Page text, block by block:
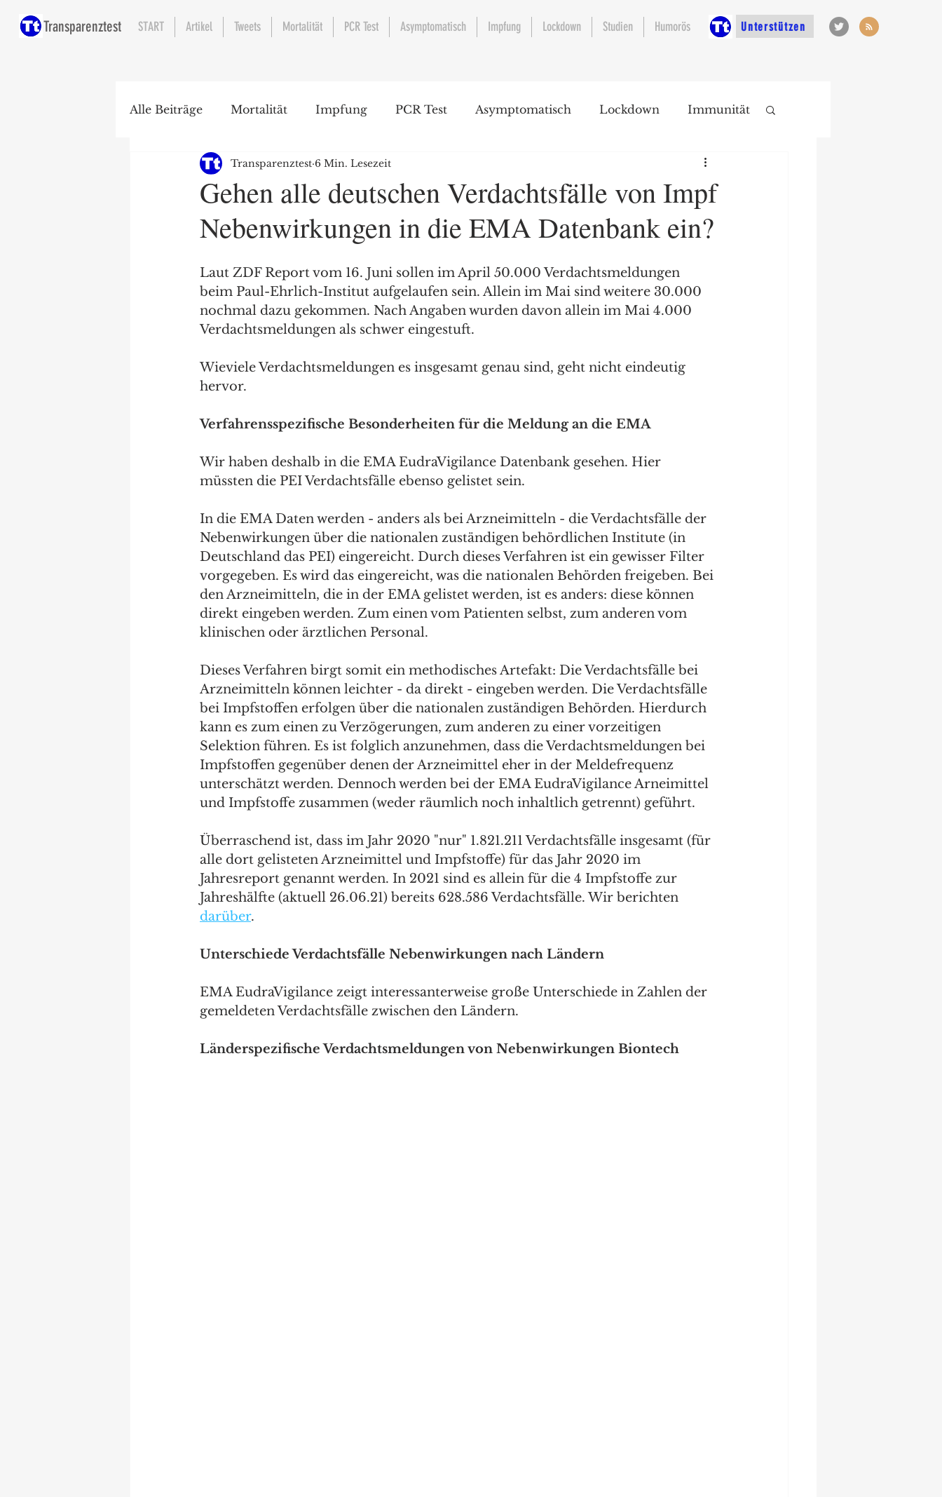
Transparenztest START Artikel Tweets Mortalität PCR Test Asymptomatisch Impfung Lockdown Studien Humorös Unterstützen
Alle Beiträge Mortalität Impfung PCR Test Asymptomatisch Lockdown Immunität
Krankenhaus
Gehen alle deutschen Verdachtsfälle von Impf
Nebenwirkungen in die EMA Datenbank ein?
Transparenztest 6 Min. Lesezeit
Laut ZDF Report vom 16. Juni sollen im April 50.000 Verdachtsmeldungen
beim Paul-Ehrlich-Institut aufgelaufen sein. Allein im Mai sind weitere 30.000
nochmal dazu gekommen. Nach Angaben wurden davon allein im Mai 4.000
Verdachtsmeldungen als schwer eingestuft.
Wieviele Verdachtsmeldungen es insgesamt genau sind, geht nicht eindeutig
hervor.
Verfahrensspezifische Besonderheiten für die Meldung an die EMA
Wir haben deshalb in die EMA EudraVigilance Datenbank gesehen. Hier
müssten die PEI Verdachtsfälle ebenso gelistet sein.
In die EMA Daten werden - anders als bei Arzneimitteln - die Verdachtsfälle der
Nebenwirkungen über die nationalen zuständigen behördlichen Institute (in
Deutschland das PEI) eingereicht. Durch dieses Verfahren ist ein gewisser Filter
vorgegeben. Es wird das eingereicht, was die nationalen Behörden freigeben. Bei
den Arzneimitteln, die in der EMA gelistet werden, ist es anders: diese können
direkt eingeben werden. Zum einen vom Patienten selbst, zum anderen vom
klinischen oder ärztlichen Personal.
Dieses Verfahren birgt somit ein methodisches Artefakt: Die Verdachtsfälle bei
Arzneimitteln können leichter - da direkt - eingeben werden. Die Verdachtsfälle
bei Impfstoffen erfolgen über die nationalen zuständigen Behörden. Hierdurch
kann es zum einen zu Verzögerungen, zum anderen zu einer vorzeitigen
Selektion führen. Es ist folglich anzunehmen, dass die Verdachtsmeldungen bei
Impfstoffen gegenüber denen der Arzneimittel eher in der Meldefrequenz
unterschätzt werden. Dennoch werden bei der EMA EudraVigilance Arneimittel
und Impfstoffe zusammen (weder räumlich noch inhaltlich getrennt) geführt.
Überraschend ist, dass im Jahr 2020 "nur" 1.821.211 Verdachtsfälle insgesamt (für
alle dort gelisteten Arzneimittel und Impfstoffe) für das Jahr 2020 im
Jahresreport genannt werden. In 2021 sind es allein für die 4 Impfstoffe zur
Jahreshälfte (aktuell 26.06.21) bereits 628.586 Verdachtsfälle. Wir berichten
darüber.
Unterschiede Verdachtsfälle Nebenwirkungen nach Ländern
EMA EudraVigilance zeigt interessanterweise große Unterschiede in Zahlen der
gemeldeten Verdachtsfälle zwischen den Ländern.
Länderspezifische Verdachtsmeldungen von Nebenwirkungen Biontech